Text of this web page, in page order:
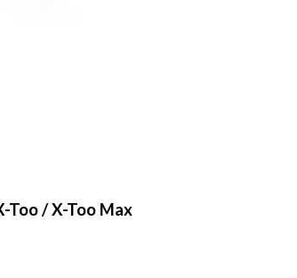
Too / X-Too Max